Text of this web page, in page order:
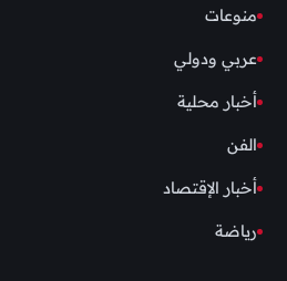
منوعات
عربي ودولي
أخبار محلية
الفن
أخبار الإقتصاد
رياضة